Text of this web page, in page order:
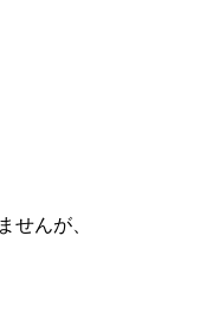
せんが、